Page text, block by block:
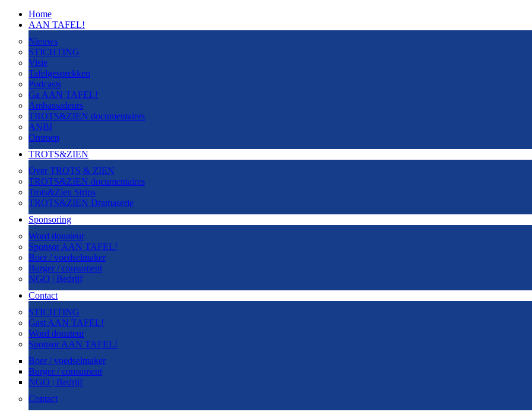
Home
AAN TAFEL!
Nieuws
STICHTING
Visie
Tafelgesprekken
Podcasts
Ga AAN TAFEL!
Ambassadeurs
TROTS&ZIEN documentaires
ANBI
Omroep
TROTS&ZIEN
Over TROTS & ZIEN
TROTS&ZIEN documentaires
Trots&Zien Strips
TROTS&ZIEN Dramaserie
Sponsoring
Word donateur
Sponsor AAN TAFEL!
Boer / voedselmaker
Burger / consument
NGO | Bedrijf
Contact
STICHTING
Gast AAN TAFEL!
Word donateur
Sponsor AAN TAFEL!
Boer / voedselmaker
Burger / consument
NGO | Bedrijf
Contact